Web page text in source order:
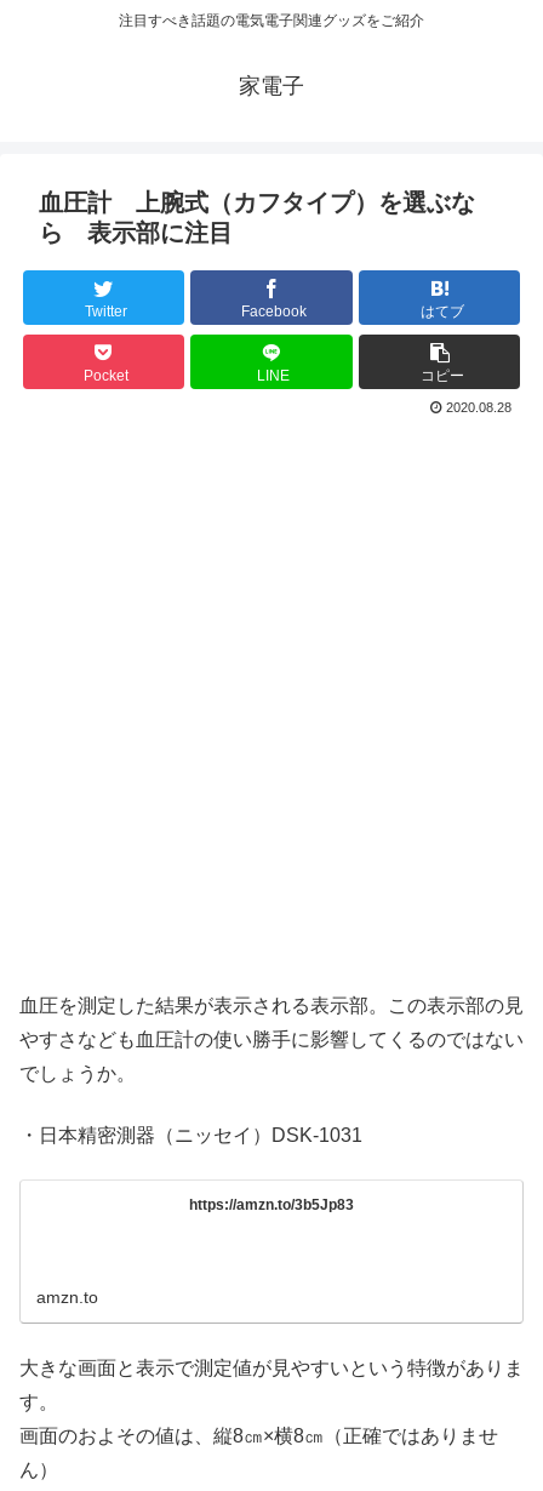
注目すべき話題の電気電子関連グッズをご紹介
家電子
血圧計 上腕式（カフタイプ）を選ぶな
ら 表示部に注目
Twitter Facebook はてブ
Pocket LINE コピー
2020.08.28
血圧を測定した結果が表示される表示部。この表示部の見
やすさなども血圧計の使い勝手に影響してくるのではない
でしょうか。
・日本精密測器（ニッセイ）DSK-1031
https://amzn.to/3b5Jp83
amzn.to
大きな画面と表示で測定値が見やすいという特徴がありま
す。
画面のおよその値は、縦8㎝×横8㎝（正確ではありませ
ん）